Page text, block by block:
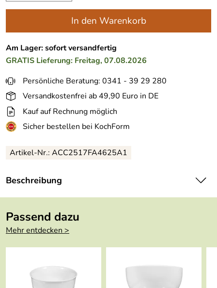
In den Warenkorb
Am Lager: sofort versandfertig
GRATIS Lieferung: Freitag, 07.08.2026
Persönliche Beratung: 0341 - 39 29 280
Versandkostenfrei ab 49,90 Euro in DE
Kauf auf Rechnung möglich
Sicher bestellen bei KochForm
Artikel-Nr.: ACC2517FA4625A1
Beschreibung
KahlaPronto Butterdose, eckig in chocolate brown.
Das schöne Bistrogeschirr Kahla Pronto verströmt
südliches Flair und ist für jeden Anlass geeignet. Und
italienisch anmutende Scherbenstärke macht das
Schokobraun der Serie Pronto bringt Sie und Ihre Gäste
auf den richtigen Geschmack!
Passend dazu
Mehr entdecken >